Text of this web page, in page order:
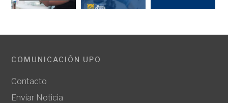
COMUNICACIÓN UPO
Contacto
Enviar Noticia